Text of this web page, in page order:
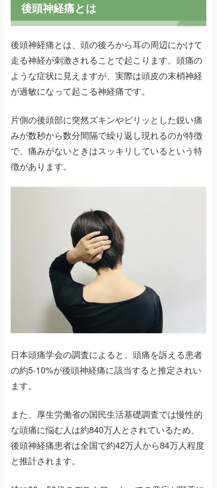
後頭神経痛とは
後頭神経痛とは、頭の後ろから耳の周辺にかけて
走る神経が刺激されることで起こります。頭痛の
ような症状に見えますが、実際は頭皮の末梢神経
が過敏になって起こる神経痛です。
片側の後頭部に突然ズキンやビリッとした鋭い痛
みが数秒から数分間隔で繰り返し現れるのが特徴
で、痛みがないときはスッキリしているという特
徴があります。
日本頭痛学会の調査によると、頭痛を訴える患者
の約5-10%が後頭神経痛に該当すると推定されい
ます。
また、厚生労働省の国民生活基礎調査では慢性的
な頭痛に悩む人は約840万人とされているため、
後頭神経痛患者は全国で約42万人から84万人程度
と推計されます。